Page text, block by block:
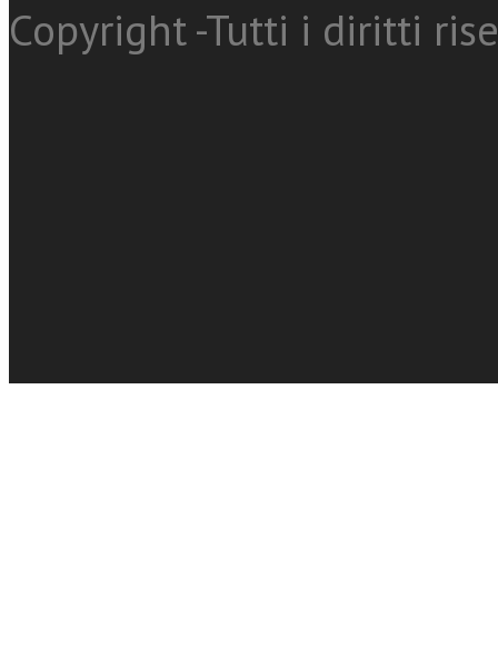
Copyright -Tutti i diritti